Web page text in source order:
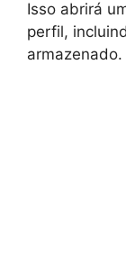
Isso abrirá
perfil,